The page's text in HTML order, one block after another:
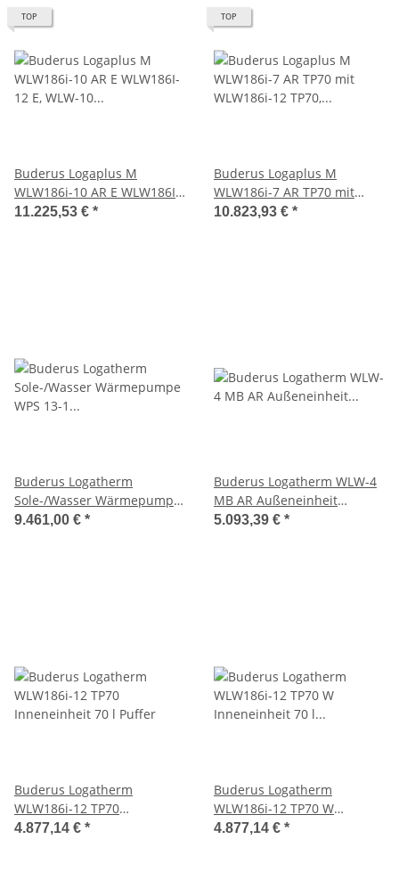
TOP
Buderus Logaplus M
WLW186i-10 AR E WLW186I-
12 E, WLW-10 MB AR,
11.225,53 € *
TOP
Buderus Logaplus M
WLW186i-7 AR TP70 mit
WLW186i-12 TP70, WLW-7
10.823,93 € *
Buderus Logatherm
Sole-/Wasser Wärmepumpe
WPS 13-1 Erdwärmepumpe
9.461,00 € *
Buderus Logatherm WLW-4
MB AR Außeneinheit
Monoblock reversibel
5.093,39 € *
Buderus Logatherm
WLW186i-12 TP70
Inneneinheit 70 l Puffer
4.877,14 € *
Buderus Logatherm
WLW186i-12 TP70 W
Inneneinheit 70 l Puffer
4.877,14 € *